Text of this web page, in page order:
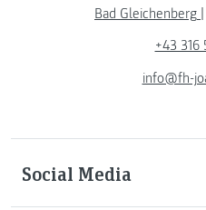
Bad Gleichenberg |
+43 316
info@fh-
Social Media